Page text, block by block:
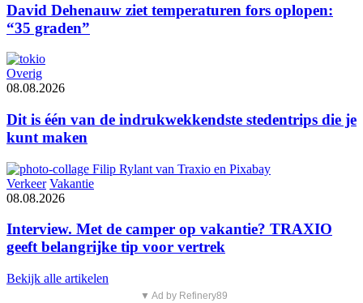
David Dehenauw ziet temperaturen fors oplopen:
“35 graden”
Overig
08.08.2026
Dit is één van de indrukwekkendste stedentrips die je
kunt maken
Verkeer Vakantie
08.08.2026
Interview. Met de camper op vakantie? TRAXIO
geeft belangrijke tip voor vertrek
Bekijk alle artikelen
▼ Ad by Refinery89